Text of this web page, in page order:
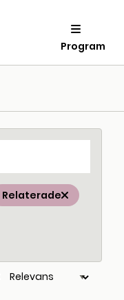
Program
Relaterade